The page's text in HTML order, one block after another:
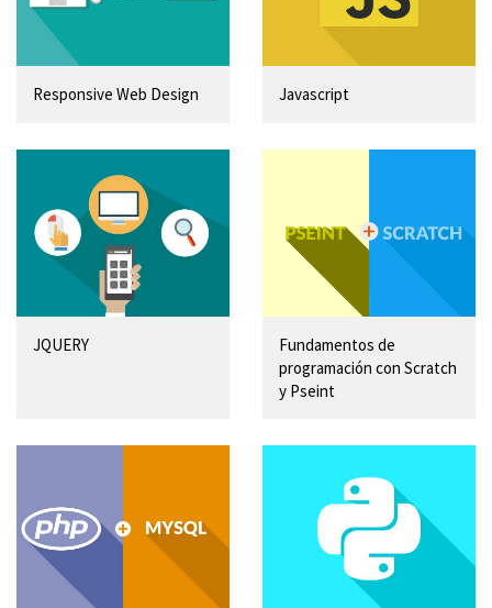
Responsive Web Design Javascript
JQUERY
Fundamentos de
programación con Scratch
y Pseint